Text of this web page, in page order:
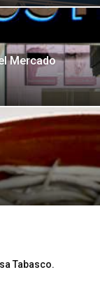
Mercado
Tabasco.